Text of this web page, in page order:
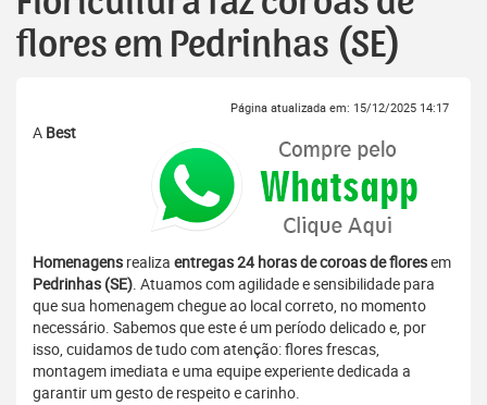
flores em Pedrinhas (SE)
Página atualizada em: 15/12/2025 14:17
A Best
Homenagens realiza entregas 24 horas de coroas de floresem
Pedrinhas (SE). Atuamos com agilidade e sensibilidade para
que sua homenagem chegue ao local correto, no momento
necessário. Sabemos que este é um período delicado e, por
isso, cuidamos de tudo com atenção: flores frescas,
montagem imediata e uma equipe experiente dedicada a
garantir um gesto de respeito e carinho.